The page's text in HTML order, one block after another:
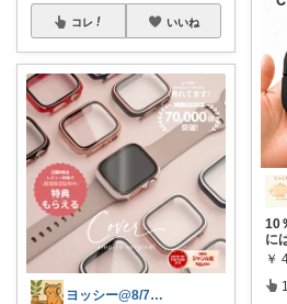
コレ いいね
ヨッシー@8/7経由購入感謝！
10
に
￥
1